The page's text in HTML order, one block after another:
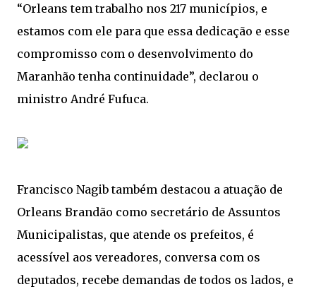
“Orleans tem trabalho nos 217 municípios, e
estamos com ele para que essa dedicação e esse
compromisso com o desenvolvimento do
Maranhão tenha continuidade”, declarou o
ministro André Fufuca.
Francisco Nagib também destacou a atuação de
Orleans Brandão como secretário de Assuntos
Municipalistas, que atende os prefeitos, é
acessível aos vereadores, conversa com os
deputados, recebe demandas de todos os lados, e